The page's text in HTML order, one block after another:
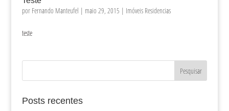
por Fernando Manteufel | maio 29, 2015 | Imóveis Residencias
teste
Posts recentes